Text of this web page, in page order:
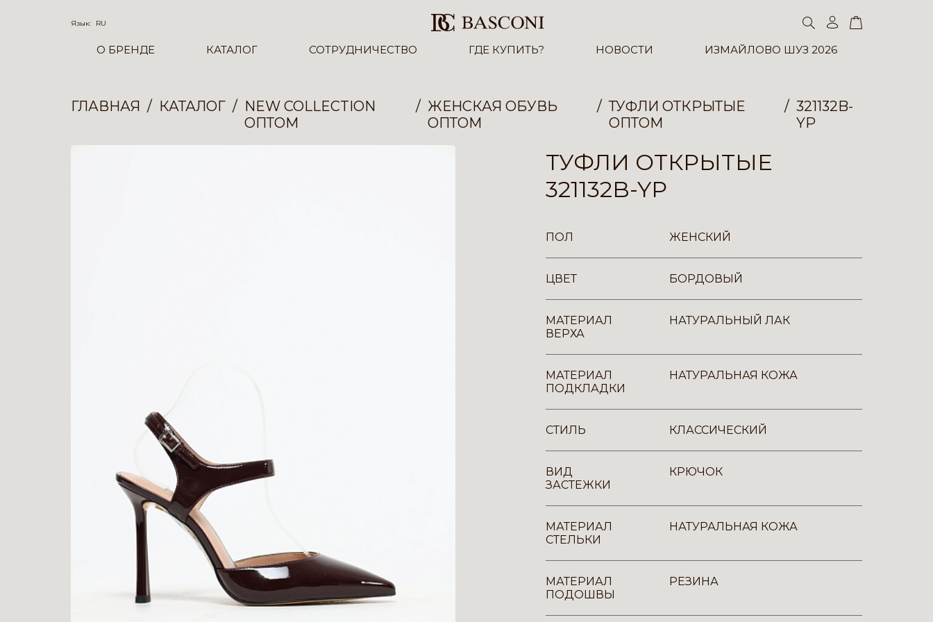
Язык: RU
О БРЕНДЕ КАТАЛОГ СОТРУДНИЧЕСТВО ГДЕ КУПИТЬ? НОВОСТИ ИЗМАЙЛОВО ШУЗ 2026
ГЛАВНАЯ КАТАЛОГ
NEW COLLECTION
ОПТОМ
ЖЕНСКАЯ ОБУВЬ
ОПТОМ
ТУФЛИ ОТКРЫТЫЕ
ОПТОМ
321132B-
YP
ТУФЛИ ОТКРЫТЫЕ
321132B-YP
ПОЛ ЖЕНСКИЙ
ЦВЕТ БОРДОВЫЙ
МАТЕРИАЛ
ВЕРХА
НАТУРАЛЬНЫЙ ЛАК
МАТЕРИАЛ
ПОДКЛАДКИ
НАТУРАЛЬНАЯ КОЖА
СТИЛЬ КЛАССИЧЕСКИЙ
ВИД
ЗАСТЕЖКИ
КРЮЧОК
МАТЕРИАЛ
СТЕЛЬКИ
НАТУРАЛЬНАЯ КОЖА
МАТЕРИАЛ
ПОДОШВЫ
РЕЗИНА